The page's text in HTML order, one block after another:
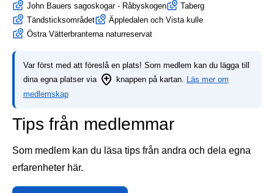
John Bauers sagoskogar - Råbyskogen
Taberg
Tändsticksområdet
Äppledalen och Vista kulle
Östra Vätterbranterna naturreservat
Var först med att föreslå en plats! Som medlem kan du lägga till
dina egna platser via
knappen på kartan. Läs mer om
medlemskap
Tips från medlemmar
Som medlem kan du läsa tips från andra och dela egna
erfarenheter här.